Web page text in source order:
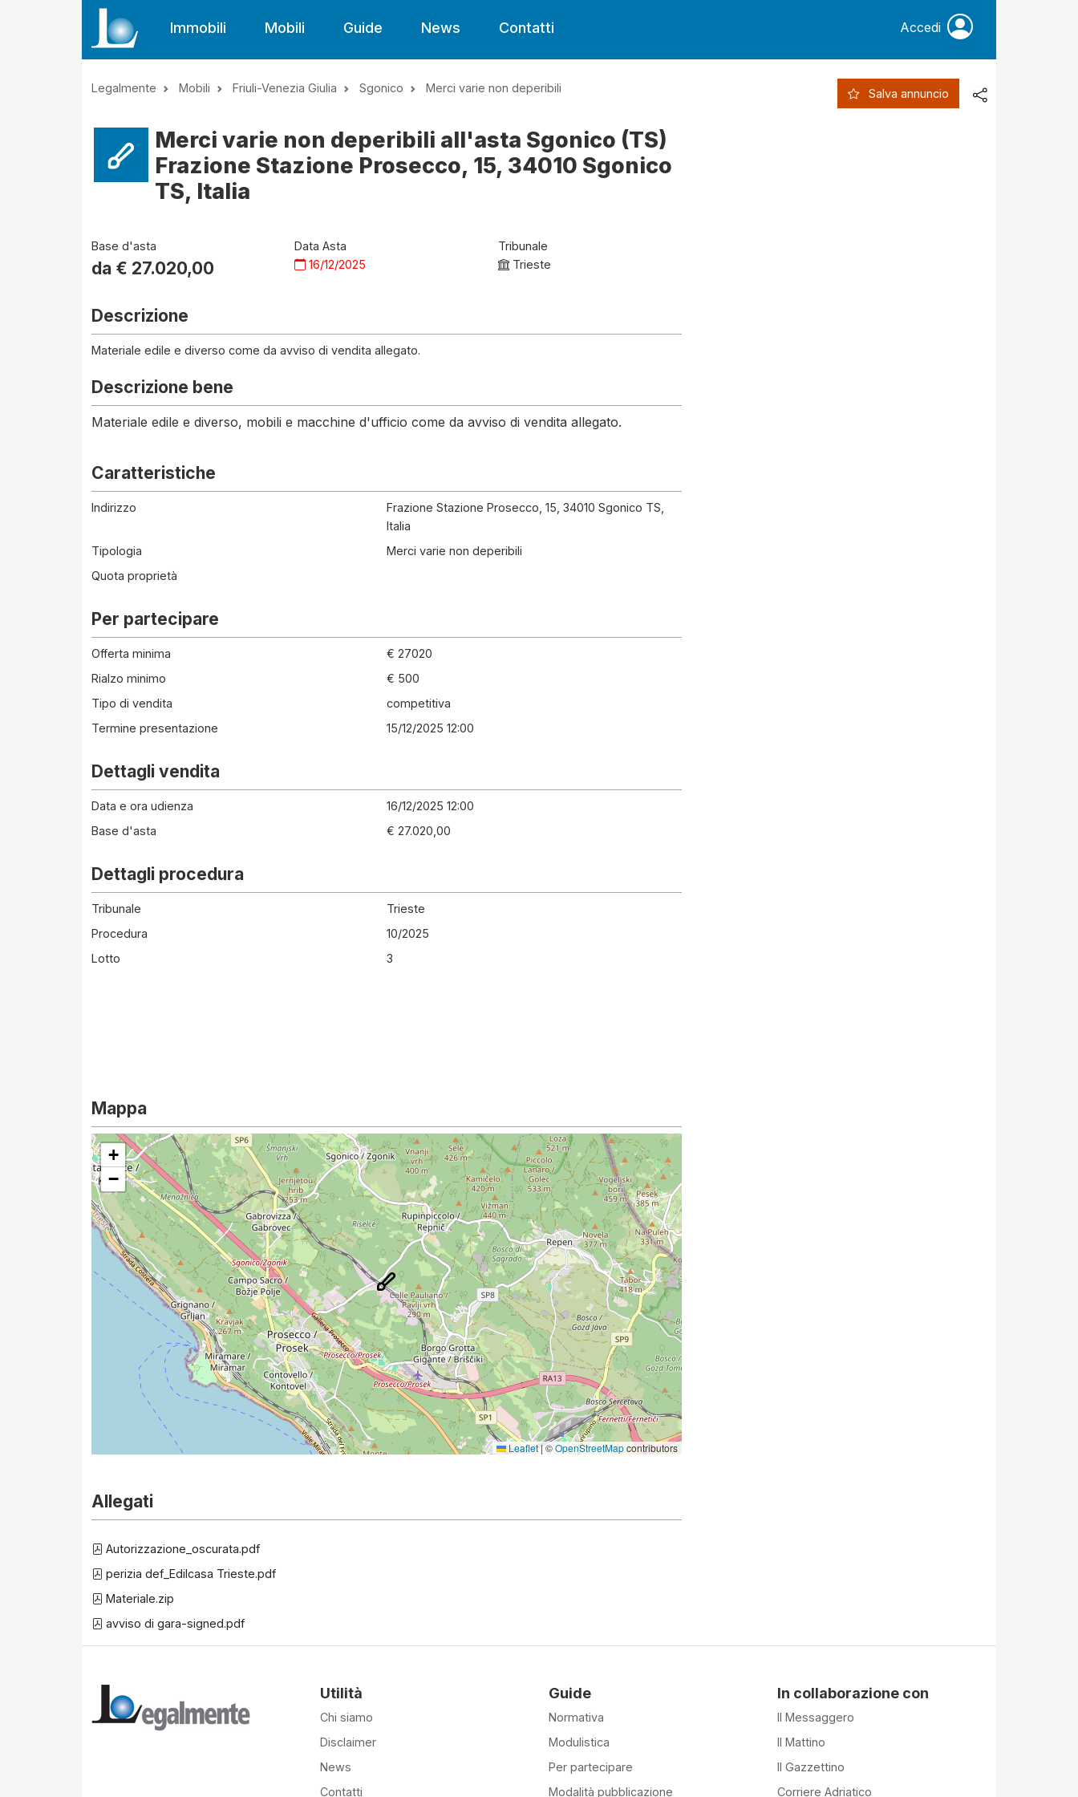
Immobili Mobili Guide News Contatti Accedi
Legalmente Mobili Friuli-Venezia Giulia Sgonico Merci varie non deperibili Salva annuncio
Merci varie non deperibili all'asta Sgonico (TS)
Frazione Stazione Prosecco, 15, 34010 Sgonico
TS, Italia
Base d'asta
da € 27.020,00
Data Asta
16/12/2025
Tribunale
Trieste
Descrizione
Materiale edile e diverso come da avviso di vendita allegato.
Descrizione bene
Materiale edile e diverso, mobili e macchine d'ufficio come da avviso di vendita allegato.
Caratteristiche
Indirizzo
Frazione Stazione Prosecco, 15, 34010 Sgonico TS,
Italia
Tipologia
Merci varie non deperibili
Quota proprietà
Per partecipare
Offerta minima
€ 27020
Rialzo minimo
€ 500
Tipo di vendita
competitiva
Termine presentazione
15/12/2025 12:00
Dettagli vendita
Data e ora udienza
16/12/2025 12:00
Base d'asta
€ 27.020,00
Dettagli procedura
Tribunale
Trieste
Procedura
10/2025
Lotto
3
Mappa
+
−
Leaflet|©OpenStreetMapcontributors
Allegati
Autorizzazione_oscurata.pdf
perizia def_Edilcasa Trieste.pdf
Materiale.zip
avviso di gara-signed.pdf
Utilità
Chi siamo
Disclaimer
News
Contatti
Guide
Normativa
Modulistica
Per partecipare
Modalità pubblicazione
In collaborazione con
Il Messaggero
Il Mattino
Il Gazzettino
Corriere Adriatico